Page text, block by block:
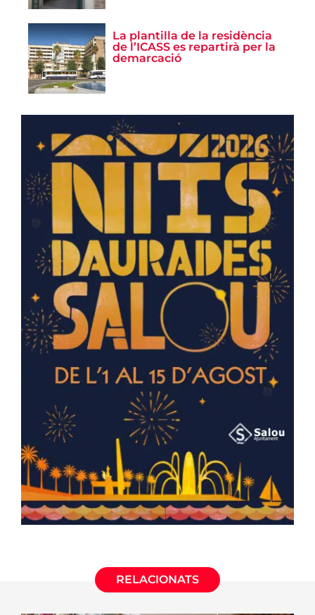
La plantilla de la residència
de l’ICASS es repartirà per la
demarcació
RELACIONATS